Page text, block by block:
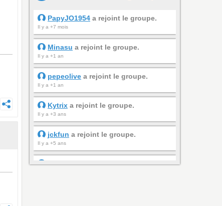
PapyJO1954 a rejoint le groupe.
Il y a +7 mois
Minasu a rejoint le groupe.
Il y a +1 an
pepeolive a rejoint le groupe.
Il y a +1 an
Kytrix a rejoint le groupe.
Il y a +3 ans
jckfun a rejoint le groupe.
Il y a +5 ans
AceesDenieda rejoint le groupe.